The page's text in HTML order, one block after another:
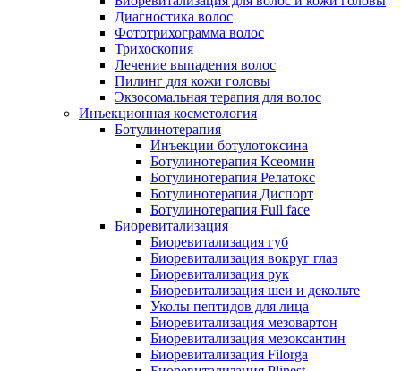
Диагностика волос
Фототрихограмма волос
Трихоскопия
Лечение выпадения волос
Пилинг для кожи головы
Экзосомальная терапия для волос
Инъекционная косметология
Ботулинотерапия
Инъекции ботулотоксина
Ботулинотерапия Ксеомин
Ботулинотерапия Релатокс
Ботулинотерапия Диспорт
Ботулинотерапия Full face
Биоревитализация
Биоревитализация губ
Биоревитализация вокруг глаз
Биоревитализация рук
Биоревитализация шеи и декольте
Уколы пептидов для лица
Биоревитализация мезовартон
Биоревитализация мезоксантин
Биоревитализация Filorga